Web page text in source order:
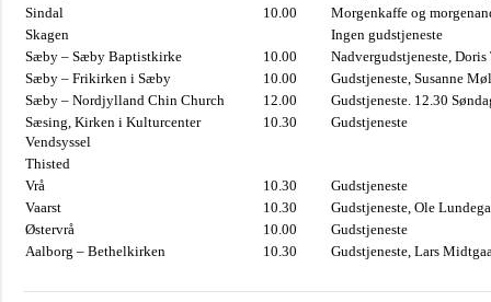
Sindal
10.00
Morgenkaffe og
Skagen
Ingen gudstjeneste
Sæby – Sæby Baptistkirke
10.00
Nadvergudstjeneste,
Sæby – Frikirken i Sæby
10.00
Gudstjeneste, Susanne
Sæby – Nordjylland Chin Church
12.00
Gudstjeneste. 12.30
Sæsing, Kirken i Kulturcenter
Vendsyssel
10.30 Gudstjeneste
Thisted
Vrå
10.30
Gudstjeneste
Vaarst
10.30
Gudstjeneste, Ole
Østervrå
10.00
Gudstjeneste
Aalborg – Bethelkirken
10.30 Gudstjeneste, Lars